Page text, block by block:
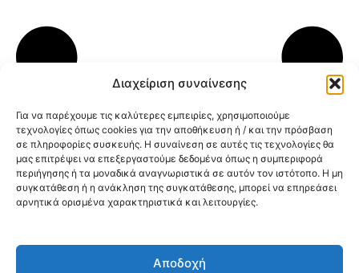
Διαχείριση συναίνεσης
Για να παρέχουμε τις καλύτερες εμπειρίες, χρησιμοποιούμε
τεχνολογίες όπως cookies για την αποθήκευση ή / και την πρόσβαση
σε πληροφορίες συσκευής. Η συναίνεση σε αυτές τις τεχνολογίες θα
μας επιτρέψει να επεξεργαστούμε δεδομένα όπως η συμπεριφορά
περιήγησης ή τα μοναδικά αναγνωριστικά σε αυτόν τον ιστότοπο. Η μη
συγκατάθεση ή η ανάκληση της συγκατάθεσης, μπορεί να επηρεάσει
αρνητικά ορισμένα χαρακτηριστικά και λειτουργίες.
Αποδοχή